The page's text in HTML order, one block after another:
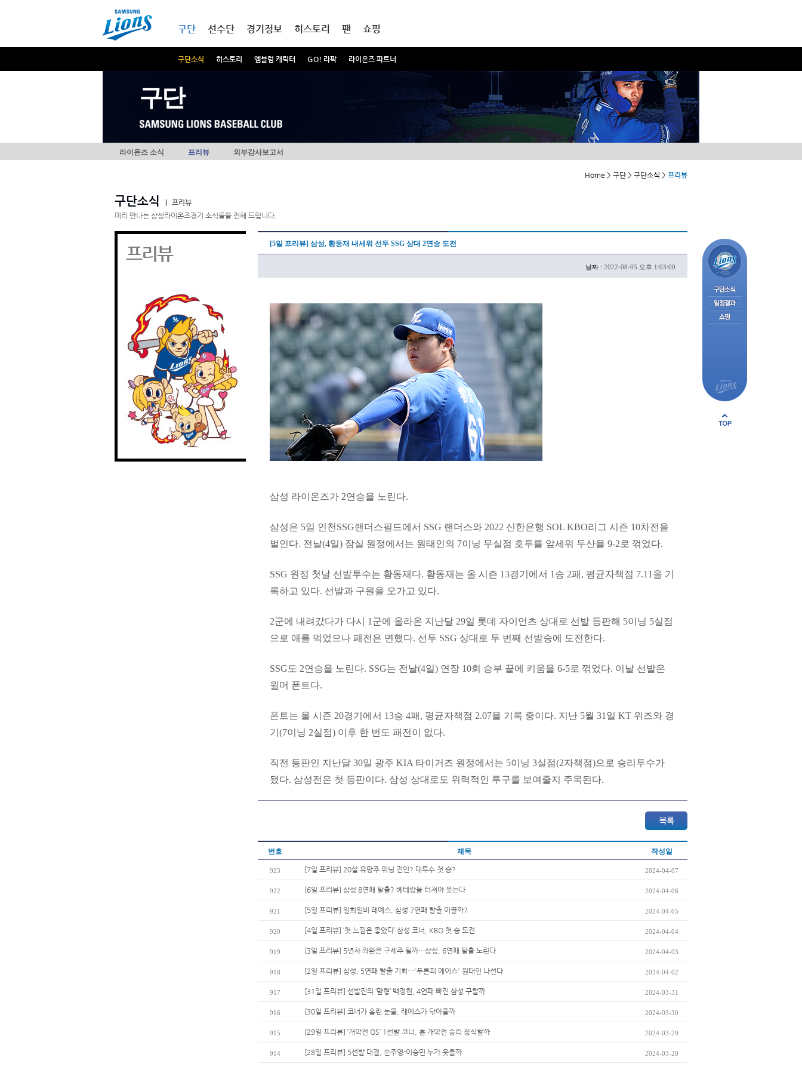
구단
구단소식 히스토리 엠블럼 캐릭터 GO! 라팍 라이온즈 파트너
선수단 경기정보 히스토리 팬 쇼핑
구단
라이온즈 소식 프리뷰 외부감사보고서
Home > 구단 > 구단소식 > 프리뷰
구단소식
프리뷰
미리 만나는 삼성라이온즈경기 소식들을 전해 드립니다.
프리뷰 [5일 프리뷰] 삼성, 황동재 내세워 선두 SSG 상대 2연승 도전
날짜 : 2022-08-05 오후 1:03:00
삼성 라이온즈가 2연승을 노린다.
삼성은 5일 인천SSG랜더스필드에서 SSG 랜더스와 2022 신한은행 SOL KBO리그 시즌 10차전을
벌인다. 전날(4일) 잠실 원정에서는 원태인의 7이닝 무실점 호투를 앞세워 두산을 9-2로 꺾었다.
SSG 원정 첫날 선발투수는 황동재다. 황동재는 올 시즌 13경기에서 1승 2패, 평균자책점 7.11을 기
록하고 있다. 선발과 구원을 오가고 있다.
2군에 내려갔다가 다시 1군에 올라온 지난달 29일 롯데 자이언츠 상대로 선발 등판해 5이닝 5실점
으로 애를 먹었으나 패전은 면했다. 선두 SSG 상대로 두 번째 선발승에 도전한다.
SSG도 2연승을 노린다. SSG는 전날(4일) 연장 10회 승부 끝에 키움을 6-5로 꺾었다. 이날 선발은
윌머 폰트다.
폰트는 올 시즌 20경기에서 13승 4패, 평균자책점 2.07을 기록 중이다. 지난 5월 31일 KT 위즈와 경
기(7이닝 2실점) 이후 한 번도 패전이 없다.
직전 등판인 지난달 30일 광주 KIA 타이거즈 원정에서는 5이닝 3실점(2자책점)으로 승리투수가
됐다. 삼성전은 첫 등판이다. 삼성 상대로도 위력적인 투구를 보여줄지 주목된다.
번호 제목 작성일
923 [7일 프리뷰] 20살 유망주 위닝 견인? 대투수 첫 승? 2024-04-07
922 [6일 프리뷰] 삼성 8연패 탈출? 베테랑들 터져야 웃는다 2024-04-06
921 [5일 프리뷰] 일희일비 레예스, 삼성 7연패 탈출 이끌까? 2024-04-05
920 [4일 프리뷰] ‘첫 느낌은 좋았다’ 삼성 코너, KBO 첫 승 도전 2024-04-04
919 [3일 프리뷰] 5년차 좌완은 구세주 될까…삼성, 6연패 탈출 노린다 2024-04-03
918 [2일 프리뷰] 삼성, 5연패 탈출 기회…'푸른피 에이스' 원태인 나선다 2024-04-02
917 [31일 프리뷰] 선발진의 ‘맏형’ 백정현, 4연패 빠진 삼성 구할까 2024-03-31
916 [30일 프리뷰] 코너가 흘린 눈물, 레예스가 닦아줄까 2024-03-30
915 [29일 프리뷰] ‘개막전 QS’ 1선발 코너, 홈 개막전 승리 장식할까 2024-03-29
914 [28일 프리뷰] 5선발 대결, 손주영-이승민 누가 웃을까 2024-03-28